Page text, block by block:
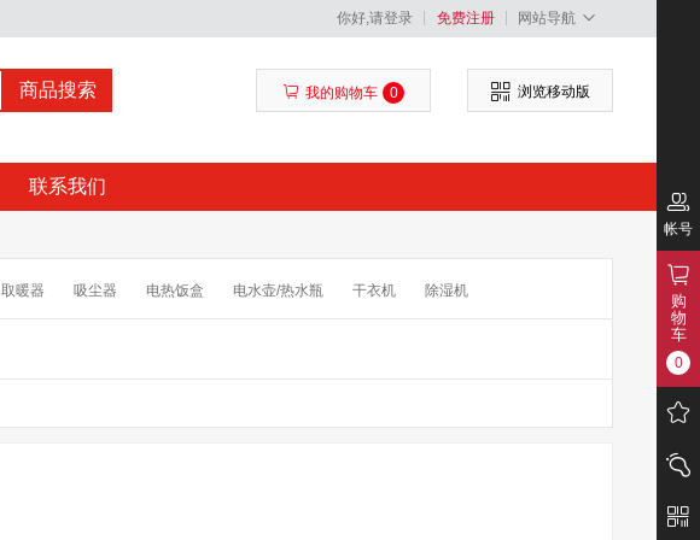
你好,请登录 免费注册 网站导航
商品搜索 我的购物车 0 浏览移动版
联系我们
取暖器 吸尘器 电热饭盒 电水壶/热水瓶 干衣机 除湿机
帐号
购
物
车
0